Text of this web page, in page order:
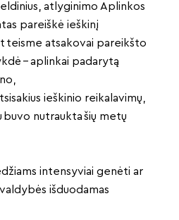
atlyginimo Aplinkos
pareiškė ieškinį
teisme atsakovai pareikšto
– aplinkai padarytą
ieškinio reikalavimų,
nutraukta šių metų
intensyviai genėti ar
išduodamas